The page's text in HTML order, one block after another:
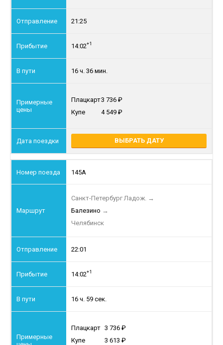
21:25
14:02+1
16 ч. 36 мин.
Плацкарт3 736
Купе
4 549
ВЫБРАТЬ ДАТУ
145А
Санкт-Петербург Ладож. →
Балезино →
Челябинск
22:01
14:02+1
16 ч. 59 сек.
Плацкарт 3 736
Купе
3 613